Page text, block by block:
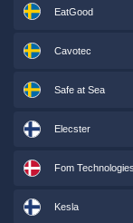
EatGood
Cavotec
Safe at Sea
Elecster
Fom Technologies
Kesla